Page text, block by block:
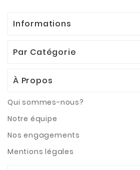
Informations
Par Catégorie
À Propos
Qui sommes-nous?
Notre équipe
Nos engagements
Mentions légales